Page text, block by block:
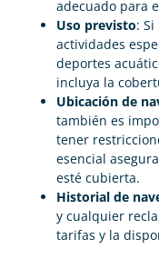
adecuado para
Uso previsto:
actividades
deportes
incluya la
Ubicación de
también es
tener
esencial
esté cubierta.
Historial de
y cualquier
tarifas y la